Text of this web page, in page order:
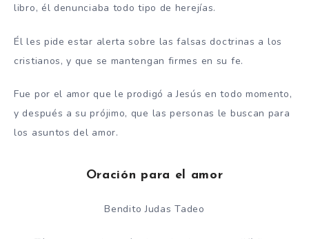
libro, él denunciaba todo tipo de herejías.
Él les pide estar alerta sobre las falsas doctrinas a los
cristianos, y que se mantengan firmes en su fe.
Fue por el amor que le prodigó a Jesús en todo momento,
y después a su prójimo, que las personas le buscan para
los asuntos del amor.
Oración para el amor
Bendito Judas Tadeo